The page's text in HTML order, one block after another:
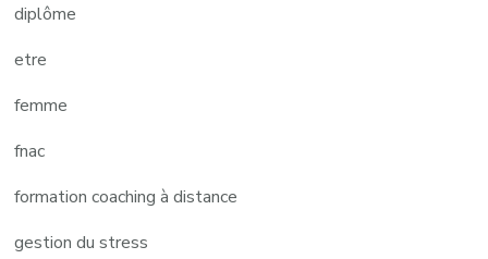
diplôme
etre
femme
fnac
formation coaching à distance
gestion du stress